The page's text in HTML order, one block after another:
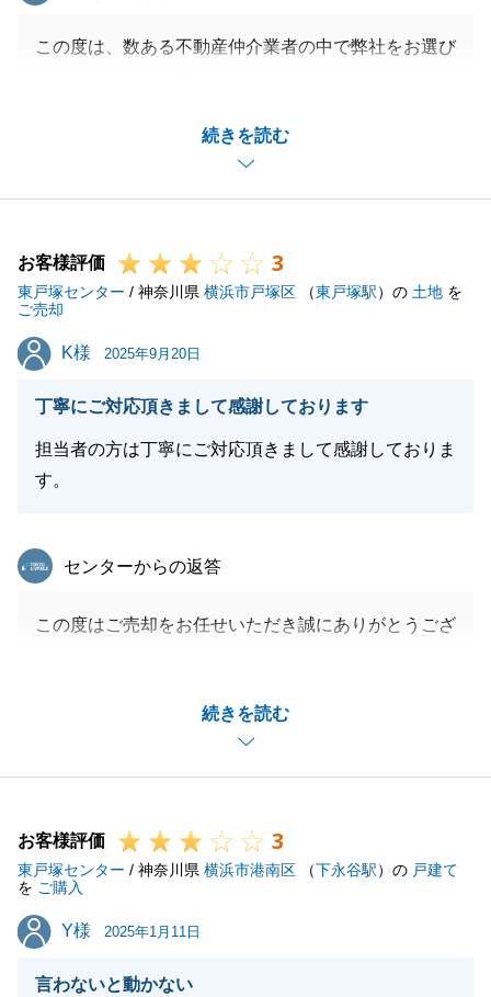
閉じる
続きを読む
この度は、数ある不動産仲介業者の中で弊社をお選び
また何か不動産の事でお困りでございましたら、お気
軽にお申し付けくださいませ。
お客様評価 3
東戸塚センター / 神奈川県 横浜市戸塚区 （東戸塚駅）の 土地 を
ご売却
K様
K様 2025年9月20日
丁寧にご対応頂きまして感謝しております
担当者の方は丁寧にご対応頂きまして感謝しておりま
す。
続きを読む
東急リバブル
センターからの返答
この度はご売却をお任せいただき誠にありがとうござ
することができました。
今後ともお困り事があればお気軽にご連絡ください。
改めて、今回は誠にありがとうございました。
閉じる
お客様評価 3
東戸塚センター / 神奈川県 横浜市港南区 （下永谷駅）の 戸建て
を ご購入
Y様
Y様 2025年1月11日
言わないと動かない